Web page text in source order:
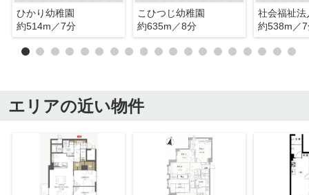
ひかり幼稚園
約514m／7分
こひつじ幼稚園
約635m／8分
約538m／
エリアの近い物件